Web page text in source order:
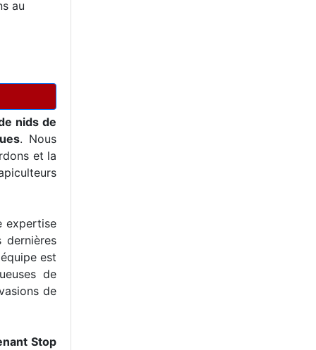
au
nids de
. Nous
et la
expertise
dernières
est
de
de
Stop